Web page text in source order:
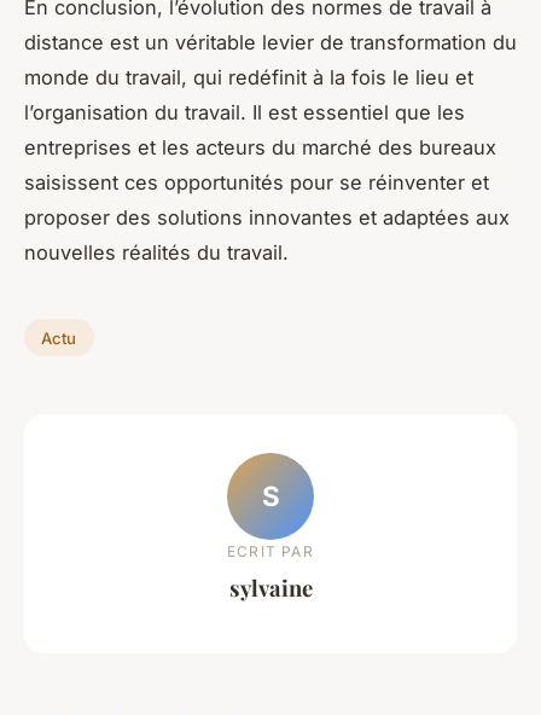
En conclusion, l’évolution des normes de travail à
distance est un véritable levier de transformation du
monde du travail, qui redéfinit à la fois le lieu et
l’organisation du travail. Il est essentiel que les
entreprises et les acteurs du marché des bureaux
saisissent ces opportunités pour se réinventer et
proposer des solutions innovantes et adaptées aux
nouvelles réalités du travail.
Actu
S
ECRIT PAR
sylvaine